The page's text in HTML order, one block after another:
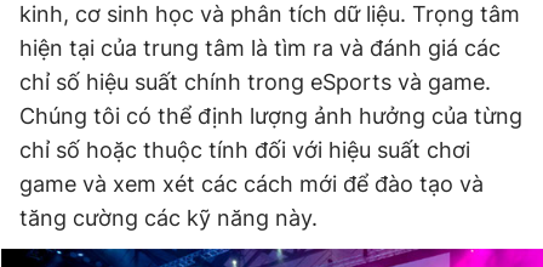
kinh, cơ sinh học và phân tích dữ liệu. Trọng tâm
hiện tại của trung tâm là tìm ra và đánh giá các
chỉ số hiệu suất chính trong eSports và game.
Chúng tôi có thể định lượng ảnh hưởng của từng
chỉ số hoặc thuộc tính đối với hiệu suất chơi
game và xem xét các cách mới để đào tạo và
tăng cường các kỹ năng này.